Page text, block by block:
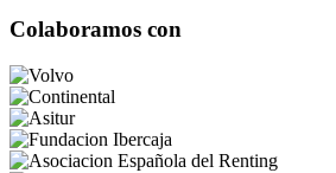
Colaboramos con